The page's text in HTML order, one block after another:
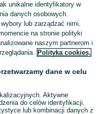
Sprzedaż kontenerów mieszkalnych i biurowych Bydgoszcz ▶️ Nowe i używane ✅ Szeroki wybór w atrakcyjnych cenach ✌ Znajdź ogłoszenia na OLX.pl! Zobacz
unikalne identyfikatory w
danych osobowych.
lub zarządzać nimi,
na stronie polityki
naszym partnerom i
Polityka cookies,
dane w celu
Aktywne
do celów identyfikacji.
lub kombinacji danych z